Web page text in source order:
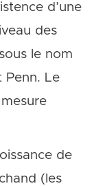
d’une
des
le nom
Penn. Le
de
(les